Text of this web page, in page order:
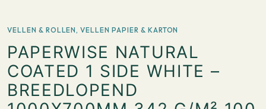
VELLEN & ROLLEN ,VELLEN PAPIER & KARTON
PAPERWISE NATURAL
COATED 1 SIDE WHITE –
BREEDLOPEND